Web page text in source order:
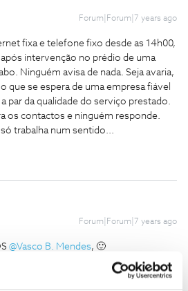
Forum|Forum|7 years ago
fixa e telefone fixo desde as 14h00,
intervenção no prédio de uma
Ninguém avisa de nada. Seja avaria,
que se espera de uma empresa fiável
par da qualidade do serviço prestado.
os contactos e ninguém responde.
trabalha num sentido...
Forum|Forum|7 years ago
@Vasco B. Mendes, 🙂